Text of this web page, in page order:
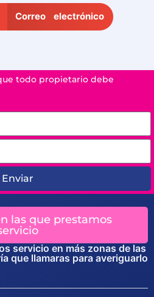
Correo electrónico
todo propietario debe
Enviar
las que prestamos
servicio en más zonas de las
que llamaras para averiguarlo